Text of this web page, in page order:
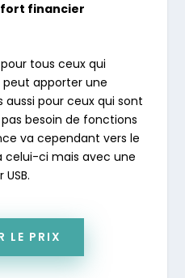
financier
tous ceux qui
apporter une
pour ceux qui sont
besoin de fonctions
va cependant vers le
celui-ci mais avec une
LE PRIX